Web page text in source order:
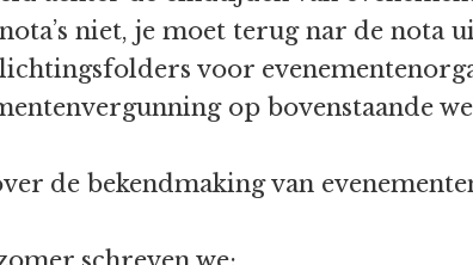
niet, je moet terug nar de nota
voor
op bovenstaande
de bekendmaking van